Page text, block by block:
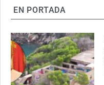
EN PORTADA